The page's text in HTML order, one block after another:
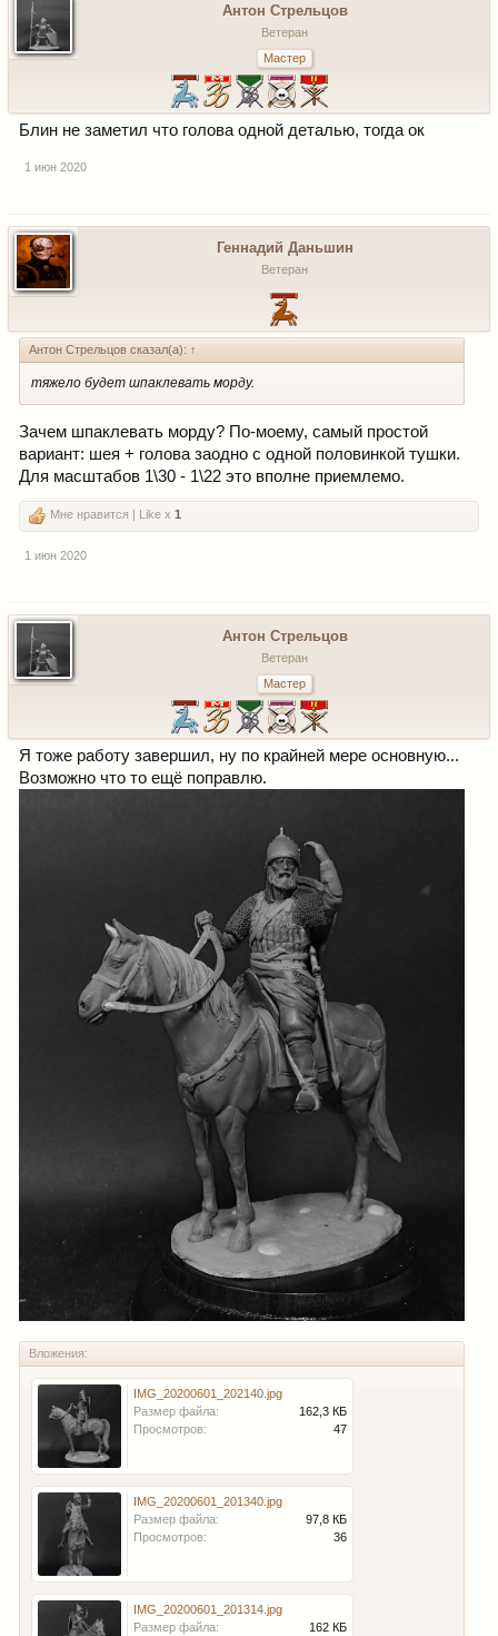
Антон Стрельцов
Ветеран
Мастер
Блин не заметил что голова одной деталью, тогда ок
1 июн 2020
Геннадий Даньшин
Ветеран
Антон Стрельцов сказал(а): ↑
тяжело будет шпаклевать морду.
Зачем шпаклевать морду? По-моему, самый простой
вариант: шея + голова заодно с одной половинкой тушки.
Для масштабов 1\30 - 1\22 это вполне приемлемо.
Мне нравится | Like x 1
1 июн 2020
Антон Стрельцов
Ветеран
Мастер
Я тоже работу завершил, ну по крайней мере основную...
Возможно что то ещё поправлю.
Вложения:
IMG_20200601_202140.jpg
Размер файла:
162,3 КБ
Просмотров:
47
IMG_20200601_201340.jpg
Размер файла:
97,8 КБ
Просмотров:
36
IMG_20200601_201314.jpg
Размер файла:
162 КБ